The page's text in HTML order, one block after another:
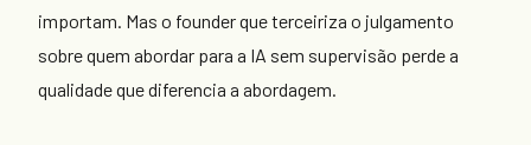
importam. Mas o founder que terceiriza o julgamento
sobre quem abordar para a IA sem supervisão perde a
qualidade que diferencia a abordagem.